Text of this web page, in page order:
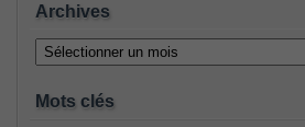
Archives
Archives
Mots clés